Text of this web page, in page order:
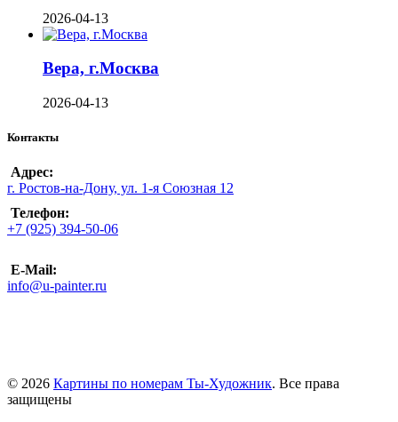
2026-04-13
Вера, г.Москва
2026-04-13
Контакты
Адрес:
г. Ростов-на-Дону, ул. 1-я Союзная 12
Телефон:
+7 (925) 394-50-06
E-Mail:
info@u-painter.ru
© 2026 Картины по номерам Ты-Художник. Все права
защищены